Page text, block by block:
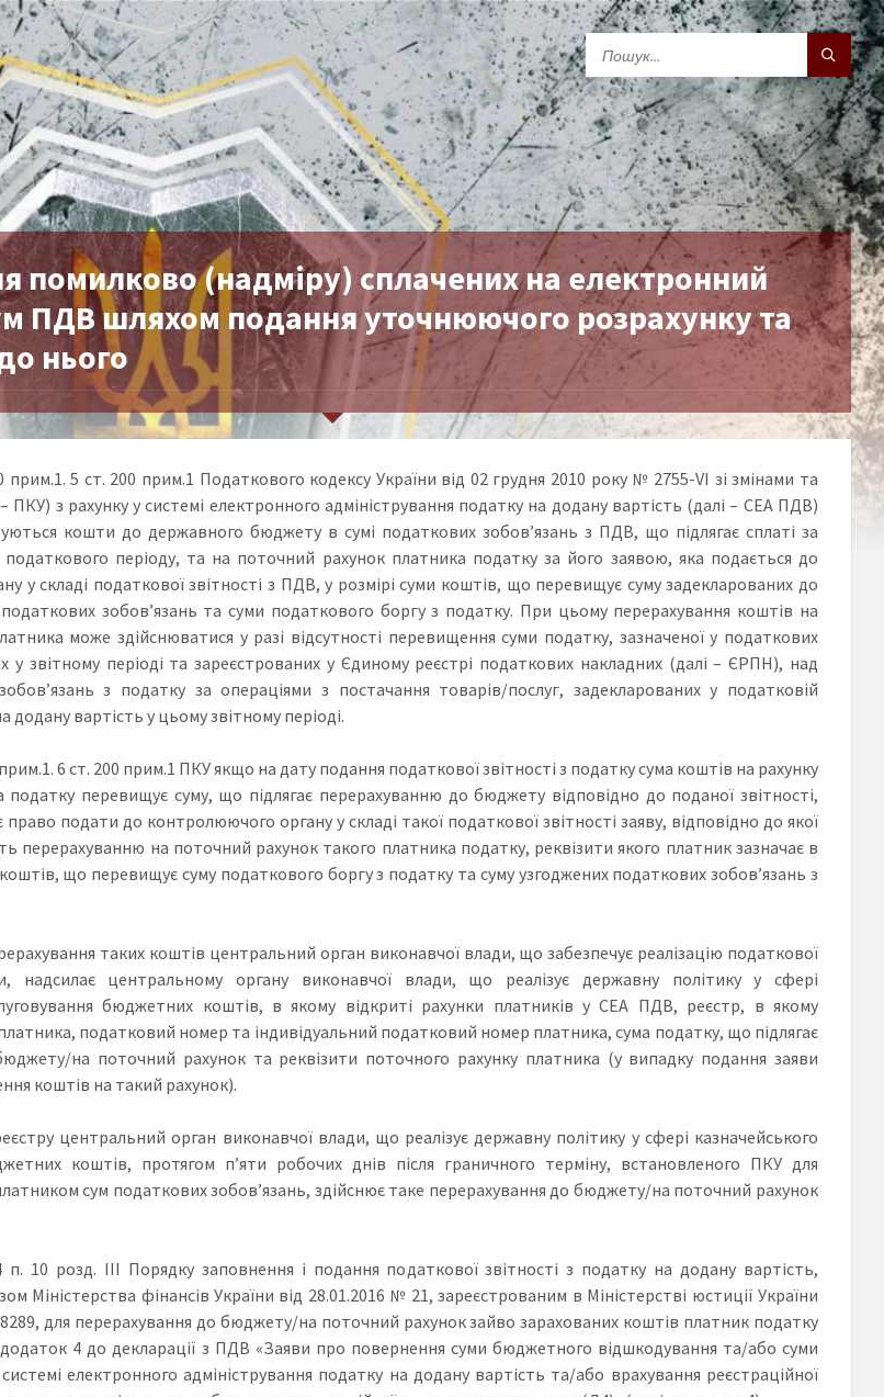
помилково (надміру) сплачених на електронний
ПДВ шляхом подання уточнюючого розрахунку та
нього
прим.1. 5 ст. 200 прим.1 Податкового кодексу України від 02 грудня 2010 року № 2755-VІ зі змінами та
ПКУ) з рахунку у системі електронного адміністрування податку на додану вартість (далі – СЕА ПДВ)
кошти до державного бюджету в сумі податкових зобов’язань з ПДВ, що підлягає сплаті за
податкового періоду, та на поточний рахунок платника податку за його заявою, яка подається до
у складі податкової звітності з ПДВ, у розмірі суми коштів, що перевищує суму задекларованих до
зобов’язань та суми податкового боргу з податку. При цьому перерахування коштів на
може здійснюватися у разі відсутності перевищення суми податку, зазначеної у податкових
у звітному періоді та зареєстрованих у Єдиному реєстрі податкових накладних (далі – ЄРПН), над
з податку за операціями з постачання товарів/послуг, задекларованих у податковій
додану вартість у цьому звітному періоді.
6 ст. 200 прим.1 ПКУ якщо на дату подання податкової звітності з податку сума коштів на рахунку
перевищує суму, що підлягає перерахуванню до бюджету відповідно до поданої звітності,
подати до контролюючого органу у складі такої податкової звітності заяву, відповідно до якої
перерахуванню на поточний рахунок такого платника податку, реквізити якого платник зазначає в
коштів, що перевищує суму податкового боргу з податку та суму узгоджених податкових зобов’язань з
таких коштів центральний орган виконавчої влади, що забезпечує реалізацію податкової
надсилає центральному органу виконавчої влади, що реалізує державну політику у сфері
бюджетних коштів, в якому відкриті рахунки платників у СЕА ПДВ, реєстр, в якому
податковий номер та індивідуальний податковий номер платника, сума податку, що підлягає
на поточний рахунок та реквізити поточного рахунку платника (у випадку подання заяви
коштів на такий рахунок).
центральний орган виконавчої влади, що реалізує державну політику у сфері казначейського
коштів, протягом п’яти робочих днів після граничного терміну, встановленого ПКУ для
сум податкових зобов’язань, здійснює таке перерахування до бюджету/на поточний рахунок
10 розд. ІІІ Порядку заповнення і подання податкової звітності з податку на додану вартість,
Міністерства фінансів України від 28.01.2016 № 21, зареєстрованим в Міністерстві юстиції України
для перерахування до бюджету/на поточний рахунок зайво зарахованих коштів платник податку
4 до декларації з ПДВ «Заяви про повернення суми бюджетного відшкодування та/або суми
електронного адміністрування податку на додану вартість та/або врахування реєстраційної